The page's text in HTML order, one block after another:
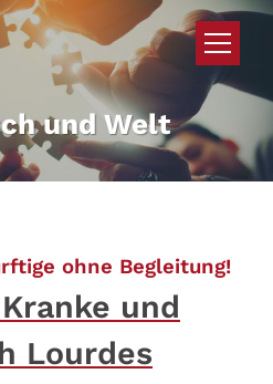
und Welt
ohne Begleitung!:
und
Lourdes